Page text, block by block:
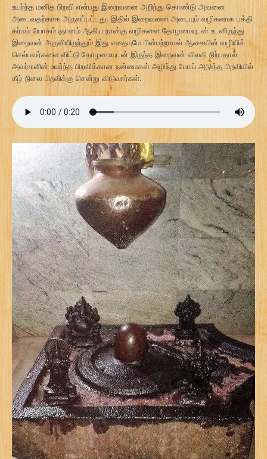
உயர்ந்த மனித பிறவி என்பது இறைவனை அறிந்து கொண்டு அவனை
அடைவதற்காக அருளப்பட்டது. இதில் இறைவனை அடையும் வழிகளாக பக்தி
கர்மம் யோகம் ஞானம் ஆகிய நான்கு வழிகளை தோழமையுடன் உடனிருந்து
இறைவன் அருளியிருந்தும் இது எதையுமே பின்பற்றாமல் ஆசையின் வழியில்
செல்பவர்களை விட்டு தோழமையுடன் இருந்த இறைவன் விலகி நிற்பதால்
அவர்களின் உயர்ந்த பிறவிக்கான நன்மைகள் அழிந்து போய் அடுத்த பிறவியில்
கீழ் நிலை பிறவிக்கு சென்று விடுவார்கள்.